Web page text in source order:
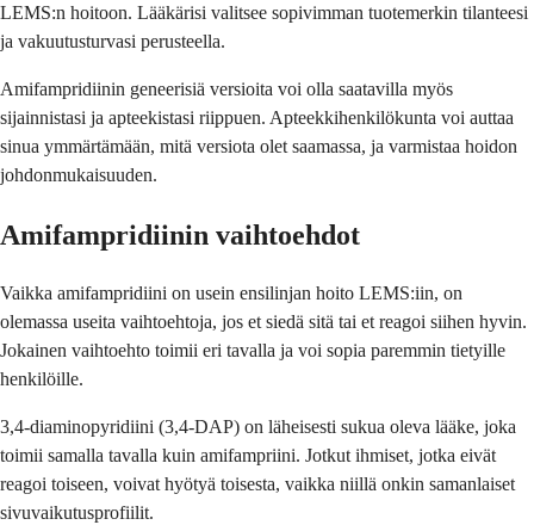
LEMS:n hoitoon. Lääkärisi valitsee sopivimman tuotemerkin tilanteesi
ja vakuutusturvasi perusteella.
Amifampridiinin geneerisiä versioita voi olla saatavilla myös
sijainnistasi ja apteekistasi riippuen. Apteekkihenkilökunta voi auttaa
sinua ymmärtämään, mitä versiota olet saamassa, ja varmistaa hoidon
johdonmukaisuuden.
Amifampridiinin vaihtoehdot
Vaikka amifampridiini on usein ensilinjan hoito LEMS:iin, on
olemassa useita vaihtoehtoja, jos et siedä sitä tai et reagoi siihen hyvin.
Jokainen vaihtoehto toimii eri tavalla ja voi sopia paremmin tietyille
henkilöille.
3,4-diaminopyridiini (3,4-DAP) on läheisesti sukua oleva lääke, joka
toimii samalla tavalla kuin amifampriini. Jotkut ihmiset, jotka eivät
reagoi toiseen, voivat hyötyä toisesta, vaikka niillä onkin samanlaiset
sivuvaikutusprofiilit.